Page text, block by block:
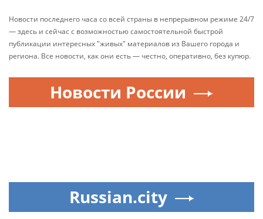
Новости последнего часа со всей страны в непрерывном режиме 24/7
— здесь и сейчас с возможностью самостоятельной быстрой
публикации интересных "живых" материалов из Вашего города и
региона. Все новости, как они есть — честно, оперативно, без купюр.
Новости России
Russian.city